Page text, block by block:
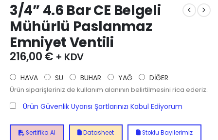
3/4” 4.6 Bar CE Belgeli
Mühürlü Paslanmaz
Emniyet Ventili
216,00€ + KDV
HAVA SU BUHAR YAĞ DİĞER
Ürün siparişleriniz de kullanım alanının belirtilmesini rica ederiz.
Ürün Güvenlik Uyarısı Şartlarınızı Kabul Ediyorum
Sertifika Al Datasheet Stoklu Bayilerimiz